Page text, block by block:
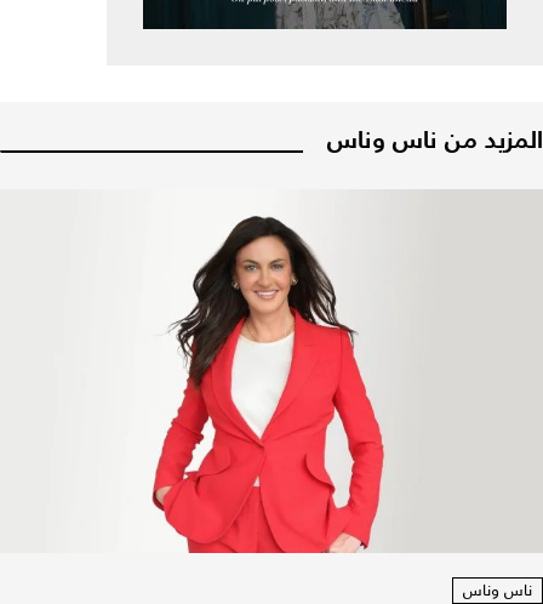
المزيد من ناس وناس
ناس وناس